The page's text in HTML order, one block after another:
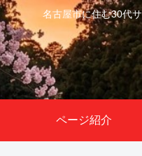
名古屋市に住む30代
ページ紹介